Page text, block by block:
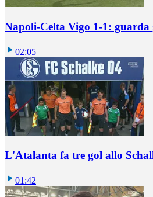
Napoli-Celta Vigo 1-1:
02:05
L'Atalanta fa tre gol allo
01:42